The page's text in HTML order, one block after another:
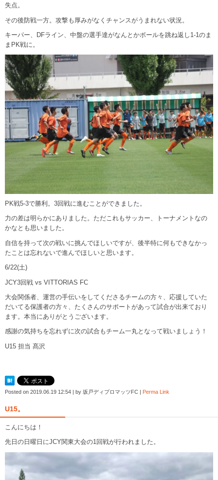
失点。
その後防戦一方。攻撃も厚みがなくチャンスがうまれない状況。
キーパー、DFライン、中盤の選手達がなんとかボールを跳ね返し1-1のま
まPK戦に。
PK戦5-3で勝利。3回戦に進むことができました。
力の差は明らかにありました。ただこれもサッカー、トーナメントなの
かなとも思いました。
自信を持って次の戦いに挑んでほしいですが、後半特に何もできなかっ
たことは忘れないで進んでほしいと思います。
6/22(土)
JCY3回戦 vs VITTORIAS FC
大会関係者、運営の手伝いをしてくださるチームの方々、応援していた
だいてる保護者の方々、たくさんのサポートがあって試合が出来ており
ます。本当にありがとうございます。
感謝の気持ちを忘れずに次の試合もチーム一丸となって戦いましょう！
U15 担当 髙沢
Posted on 2019.06.19 12:54 | by 坂戸ディプロマッツFC | Perma Link
U15。
こんにちは！
先日の日曜日にJCY関東大会の1回戦が行われました。